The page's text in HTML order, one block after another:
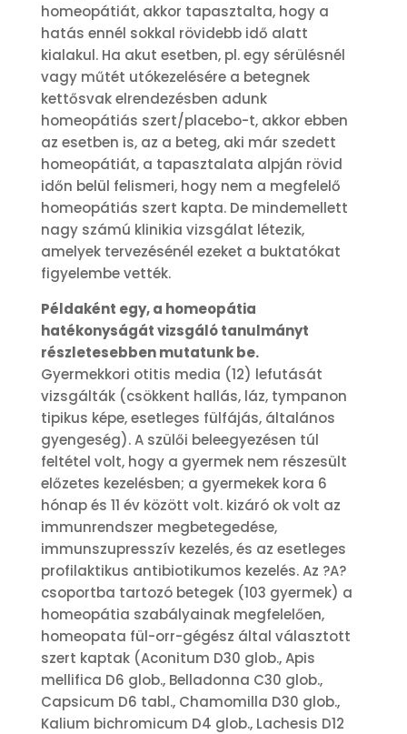
homeopátiát, akkor tapasztalta, hogy a
hatás ennél sokkal rövidebb idő alatt
kialakul. Ha akut esetben, pl. egy sérülésnél
vagy műtét utókezelésére a betegnek
kettősvak elrendezésben adunk
homeopátiás szert/placebo-t, akkor ebben
az esetben is, az a beteg, aki már szedett
homeopátiát, a tapasztalata alpján rövid
időn belül felismeri, hogy nem a megfelelő
homeopátiás szert kapta. De mindemellett
nagy számú klinikia vizsgálat létezik,
amelyek tervezésénél ezeket a buktatókat
figyelembe vették.
Példaként egy, a homeopátia
hatékonyságát vizsgáló tanulmányt
részletesebben mutatunk be.
Gyermekkori otitis media (12) lefutását
vizsgálták (csökkent hallás, láz, tympanon
tipikus képe, esetleges fülfájás, általános
gyengeség). A szülői beleegyezésen túl
feltétel volt, hogy a gyermek nem részesült
előzetes kezelésben; a gyermekek kora 6
hónap és 11 év között volt. kizáró ok volt az
immunrendszer megbetegedése,
immunszupresszív kezelés, és az esetleges
profilaktikus antibiotikumos kezelés. Az ?A?
csoportba tartozó betegek (103 gyermek) a
homeopátia szabályainak megfelelően,
homeopata fül-orr-gégész által választott
szert kaptak (Aconitum D30 glob., Apis
mellifica D6 glob., Belladonna C30 glob.,
Capsicum D6 tabl., Chamomilla D30 glob.,
Kalium bichromicum D4 glob., Lachesis D12